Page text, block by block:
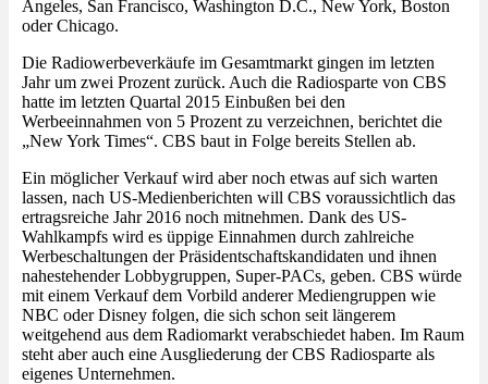
Angeles, San Francisco, Washington D.C., New York, Boston
oder Chicago.
Die Radiowerbeverkäufe im Gesamtmarkt gingen im letzten
Jahr um zwei Prozent zurück. Auch die Radiosparte von CBS
hatte im letzten Quartal 2015 Einbußen bei den
Werbeeinnahmen von 5 Prozent zu verzeichnen, berichtet die
„New York Times“. CBS baut in Folge bereits Stellen ab.
Ein möglicher Verkauf wird aber noch etwas auf sich warten
lassen, nach US-Medienberichten will CBS voraussichtlich das
ertragsreiche Jahr 2016 noch mitnehmen. Dank des US-
Wahlkampfs wird es üppige Einnahmen durch zahlreiche
Werbeschaltungen der Präsidentschaftskandidaten und ihnen
nahestehender Lobbygruppen, Super-PACs, geben. CBS würde
mit einem Verkauf dem Vorbild anderer Mediengruppen wie
NBC oder Disney folgen, die sich schon seit längerem
weitgehend aus dem Radiomarkt verabschiedet haben. Im Raum
steht aber auch eine Ausgliederung der CBS Radiosparte als
eigenes Unternehmen.